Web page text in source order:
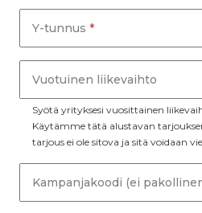
Y-tunnus *
Vuotuinen liikevaihto
Syötä yrityksesi vuosittainen
Käytämme tätä alustavan
tarjous ei ole sitova ja sitä voidaan
Kampanjakoodi (ei